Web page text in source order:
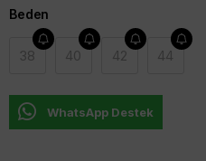
Beden
38 40 42 44
WhatsApp Destek